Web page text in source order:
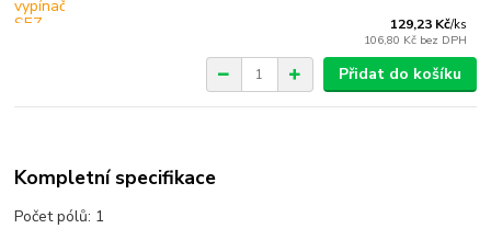
129,23 Kč/ks
106,80 Kč bez DPH
Přidat do košíku
Kompletní specifikace
Počet pólů: 1